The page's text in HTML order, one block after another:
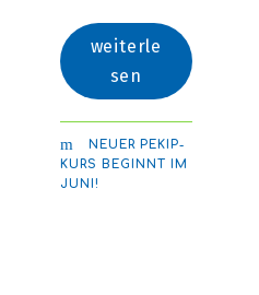
weiterle
sen
NEUER PEKIP-
KURS BEGINNT IM
JUNI!